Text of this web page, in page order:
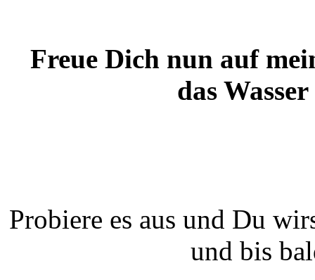
Freue Dich nun auf
das
Probiere es aus und Du
und bis